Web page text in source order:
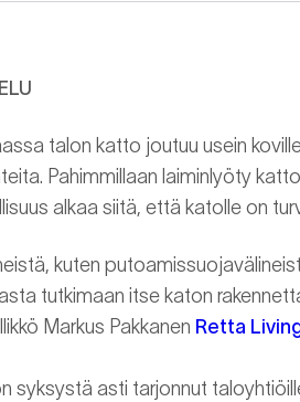
talon katto joutuu usein
Pahimmillaan laiminlyöty
alkaa siitä, että katolle on
kuten
tutkimaan itse katon
Markus Pakkanen Retta
syksystä asti tarjonnut